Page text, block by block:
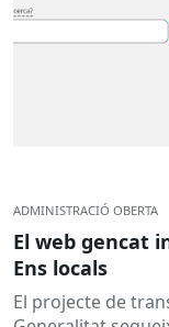
ADMINISTRACIÓ OBERTA
El web gencat
Ens locals
El projecte de